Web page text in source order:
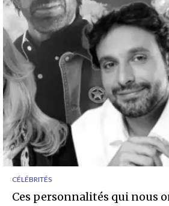
CÉLÉBRITÉS
Ces personnalités qui nous